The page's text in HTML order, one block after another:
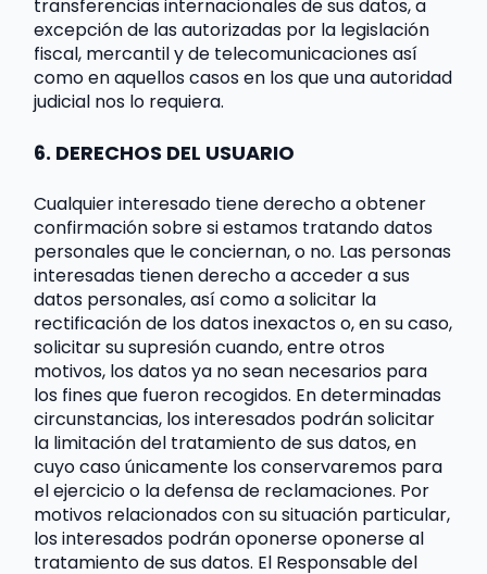
transferencias internacionales de sus datos, a
excepción de las autorizadas por la legislación
fiscal, mercantil y de telecomunicaciones así
como en aquellos casos en los que una autoridad
judicial nos lo requiera.
6. DERECHOS DEL USUARIO
Cualquier interesado tiene derecho a obtener
confirmación sobre si estamos tratando datos
personales que le conciernan, o no. Las personas
interesadas tienen derecho a acceder a sus
datos personales, así como a solicitar la
rectificación de los datos inexactos o, en su caso,
solicitar su supresión cuando, entre otros
motivos, los datos ya no sean necesarios para
los fines que fueron recogidos. En determinadas
circunstancias, los interesados podrán solicitar
la limitación del tratamiento de sus datos, en
cuyo caso únicamente los conservaremos para
el ejercicio o la defensa de reclamaciones. Por
motivos relacionados con su situación particular,
los interesados podrán oponerse oponerse al
tratamiento de sus datos. El Responsable del